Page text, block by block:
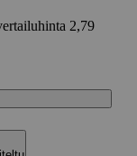
2,79